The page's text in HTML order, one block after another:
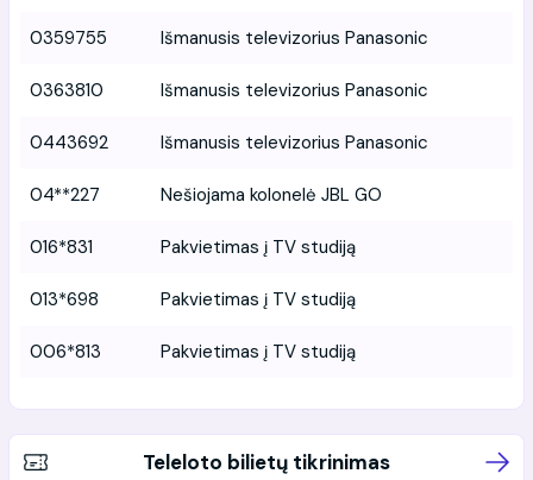
0359755 Išmanusis televizorius Panasonic
0363810 Išmanusis televizorius Panasonic
0443692 Išmanusis televizorius Panasonic
04**227 Nešiojama kolonelė JBL GO
016*831 Pakvietimas į TV studiją
013*698 Pakvietimas į TV studiją
006*813 Pakvietimas į TV studiją
Teleloto bilietų tikrinimas